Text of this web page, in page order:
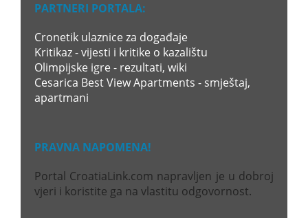
PARTNERI PORTALA:
Cronetik ulaznice za događaje
Kritikaz - vijesti i kritike o kazalištu
Olimpijske igre - rezultati, wiki
Cesarica Best View Apartments - smještaj,
apartmani
PRAVNA NAPOMENA!
Portal CroatiaLink.com napravljen je u dobroj
vjeri i koristite ga na vlastitu odgovornost.